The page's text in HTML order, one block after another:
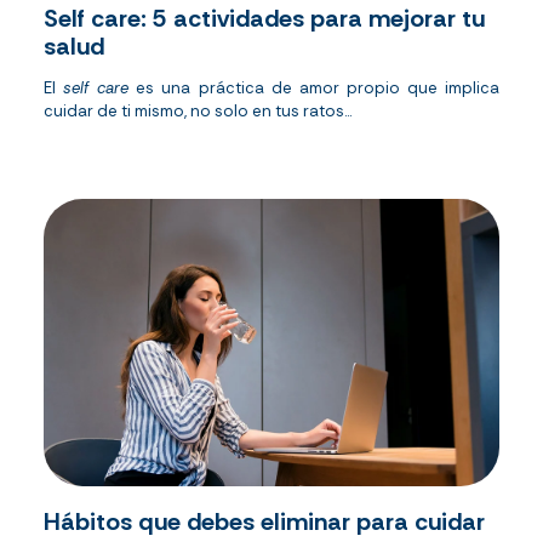
Self care: 5 actividades para mejorar tu
salud
Elselfcare es una práctica de amor propio que implica
cuidar de ti mismo, no solo en tus ratos...
Hábitos que debes eliminar para cuidar